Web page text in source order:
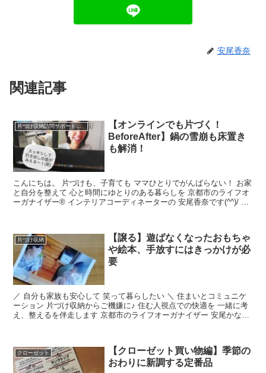
安尾香奈
関連記事
片づけ収納訪問サポートと仕組みづくり＊実例
【オンラインでも片づく！
BeforeAfter】鍋の雪崩も床置き
も解消！
こんにちは。 片づけも、子育ても ママひとりでがんばらない！ お家
と自分を整えて 心と時間にゆとりのある暮らしを 京都市のライフオ
ーガナイザー® インテリアコーディネーターの 安尾香奈です(^^)/ イ
片づけ収納
【譲る】遊ばなくなったおもちゃ
や絵本、手放すにはきっかけが必
要
／ 自分も家族も安心して 笑って暮らしたい ＼ 住まいとコミュニケ
ーション 片づけ収納からご機嫌に♪ 住む人視点での快適を 一緒に考
え、整えるを伴走します 京都市のライフオーガナイザー 安尾かなで
クローゼット
【クローゼット買い物編】季節の
おわりに新調する定番品